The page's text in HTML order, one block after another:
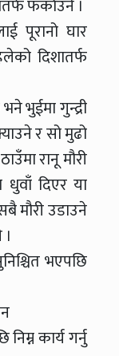
फर्काउने ।
पूरानो घार
दिशातर्फ
भुईमा गुन्द्री
र सो मुढो
रानू मौरी
दिएर या
मौरी उडाउने
भएपछि
कार्य गर्नु